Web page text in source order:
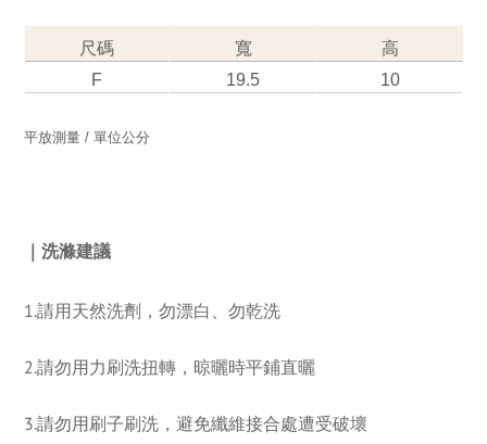
尺碼 寬
高
F
19.5 10
平放測量 / 單位公分
｜洗滌建議
1.請用天然洗劑，勿漂白、勿乾洗
2.請勿用力刷洗扭轉，晾曬時平鋪直曬
3.請勿用刷子刷洗，避免纖維接合處遭受破壞